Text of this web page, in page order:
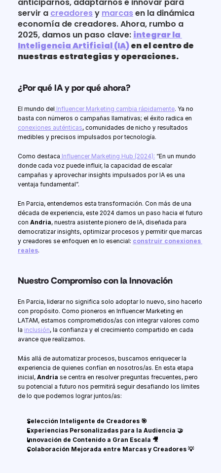
servir a creadores y marcas en la dinámica
economía de creadores. Ahora, rumbo a
2025, damos un paso clave: integrar la
Inteligencia Artificial (IA) en el centro de
nuestras estrategias y operaciones.
¿Por qué IA y por qué ahora?
El mundo del Influencer Marketing cambia rápidamente. Ya no
conexiones auténticas, comunidades de nicho y resultados
medibles y precisos impulsados por tecnología.
Como destaca Influencer Marketing Hub (2024): “En un mundo
donde cada voz puede influir, la capacidad de escalar
campañas y aprovechar insights impulsados por IA es una
ventaja fundamental”.
En Parcia, entendemos esta transformación. Con más de una
década de experiencia, este 2024 damos un paso hacia el futuro
con Andria, nuestra asistente pionero de IA, diseñada para
democratizar insights, optimizar procesos y permitir que marcas
y creadores se enfoquen en lo esencial: construir conexiones
reales.
Nuestro Compromiso con la Innovación
En Parcia, liderar no significa solo adoptar lo nuevo, sino hacerlo
con propósito. Como pioneros en Influencer Marketing en
LATAM, estamos comprometidos/as con integrar valores como
la inclusión, la confianza y el crecimiento compartido en cada
avance que realizamos.
Más allá de automatizar procesos, buscamos enriquecer la
experiencia de quienes confían en nosotros/as. En esta etapa
inicial, Andria se centra en resolver preguntas frecuentes, pero
su potencial a futuro nos permitirá seguir desafiando los límites
de lo que podemos lograr juntos/as:
Selección Inteligente de Creadores 🎯
Experiencias Personalizadas para la Audiencia 🤝
Innovación de Contenido a Gran Escala 🎥
Colaboración Mejorada entre Marcas y Creadores 💡